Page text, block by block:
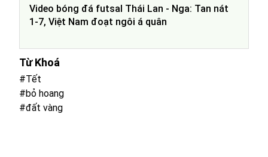
Video bóng đá futsal Thái Lan - Nga: Tan nát
1-7, Việt Nam đoạt ngôi á quân
Từ Khoá
#Tết
#bỏ hoang
#đất vàng